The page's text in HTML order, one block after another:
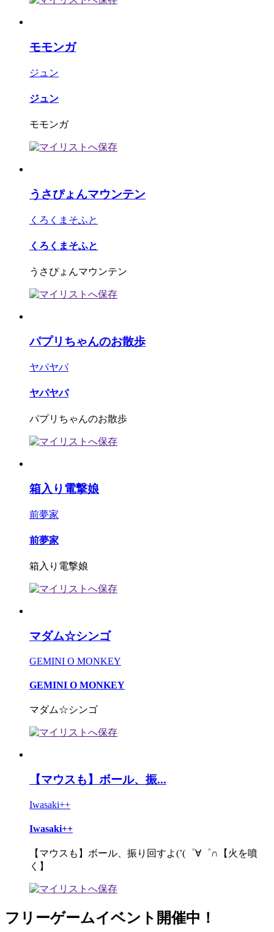
モモンガ
ジュン
ジュン
モモンガ
うさぴょんマウンテン
くろくまそふと
くろくまそふと
うさぴょんマウンテン
パプリちゃんのお散歩
ヤパヤパ
ヤパヤパ
パプリちゃんのお散歩
箱入り電撃娘
前夢家
前夢家
箱入り電撃娘
マダム☆シンゴ
GEMINI O MONKEY
GEMINI O MONKEY
マダム☆シンゴ
【マウスも】ボール、振...
Iwasaki++
Iwasaki++
【マウスも】ボール、振り回すよ(’(゜∀゜∩【火を噴
く】
フリーゲームイベント開催中！